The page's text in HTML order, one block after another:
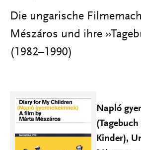
Die ungarische
Mészáros und ihre
(1982–1990)
Napló
Kinder),